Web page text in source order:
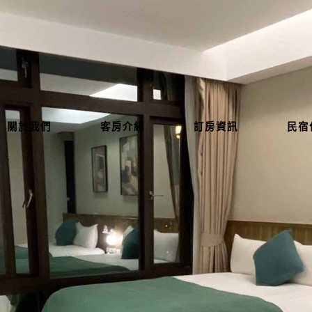
關於我們 客房介紹 訂房資訊 民